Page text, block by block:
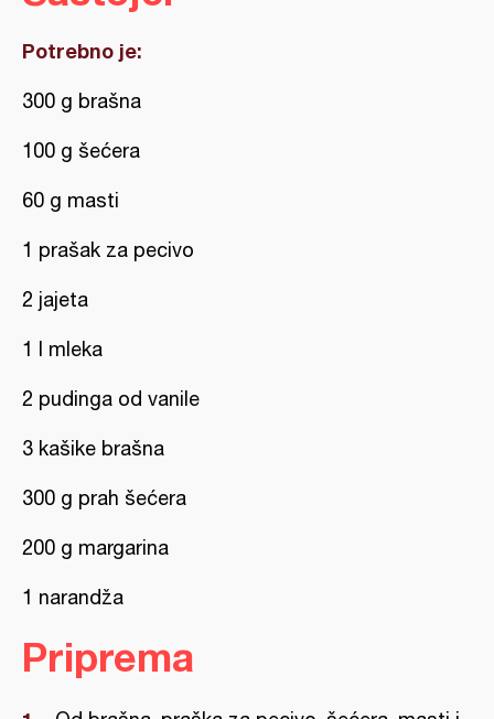
Potrebno je:
300 g brašna
100 g šećera
60 g masti
1 prašak za pecivo
2 jajeta
1 l mleka
2 pudinga od vanile
3 kašike brašna
300 g prah šećera
200 g margarina
1 narandža
Priprema